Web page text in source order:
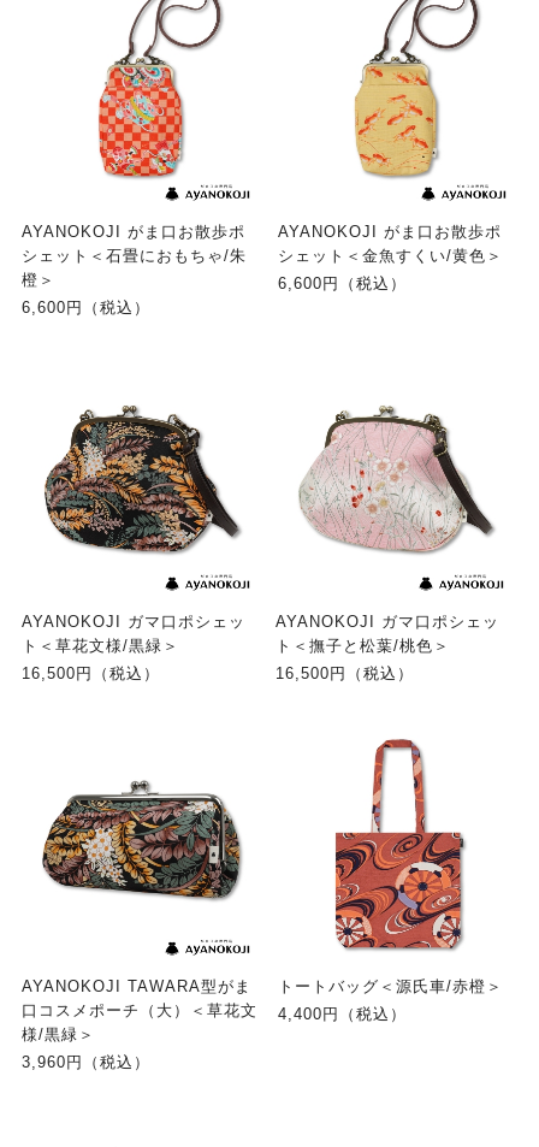
AYANOKOJI がま口お散歩ポ
シェット＜石畳におもちゃ/朱
橙＞
6,600円（税込）
AYANOKOJI がま口お散歩ポ
シェット＜金魚すくい/黄色＞
6,600円（税込）
AYANOKOJI ガマ口ポシェッ
ト＜草花文様/黒緑＞
16,500円（税込）
AYANOKOJI ガマ口ポシェッ
ト＜撫子と松葉/桃色＞
16,500円（税込）
AYANOKOJI TAWARA型がま
口コスメポーチ（大）＜草花文
様/黒緑＞
3,960円（税込）
トートバッグ＜源氏車/赤橙＞
4,400円（税込）